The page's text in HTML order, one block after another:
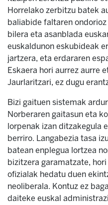
Horrelako zerbitzu batek
baliabide faltaren
bilera eta asanblada
euskaldunon eskubideak
jartzera, eta erdararen
Eskaera hori aurrez aurre
Jaurlaritzari, ez dugu
Bizi gaituen sistemak
Norberaren gaitasun eta
lorpenak izan ditzakegula
berriro. Langabezia tasa
batean enplegua lortzea
bizitzera garamatzate,
ofizialak hedatu duen
neoliberala. Kontuz ez
daiteke euskal